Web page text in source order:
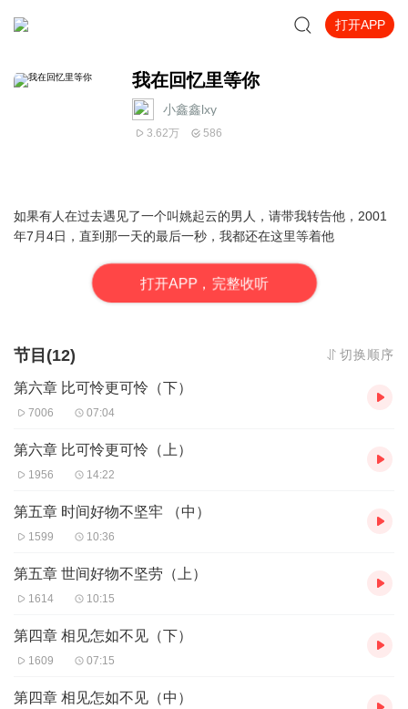
打开APP
我在回忆里等你
小鑫鑫lxy
3.62万 586
如果有人在过去遇见了一个叫姚起云的男人，请带我转告他，2001
年7月4日，直到那一天的最后一秒，我都还在这里等着他
打开APP，完整收听
节目(12) 切换顺序
第六章 比可怜更可怜（下）
7006 07:04
第六章 比可怜更可怜（上）
1956 14:22
第五章 时间好物不坚牢 （中）
1599 10:36
第五章 世间好物不坚劳（上）
1614 10:15
第四章 相见怎如不见（下）
1609 07:15
第四章 相见怎如不见（中）